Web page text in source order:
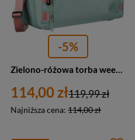
-5%
Zielono-różowa torba weekendowo-podróżna z uchwytem na walizkę i kieszenią zewnętrzną - Peterson
114,00 zł
Najniższa cena: 114,00 zł
119,99 zł